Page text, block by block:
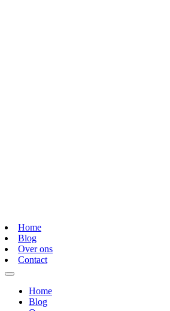
Home
Blog
Over ons
Contact
Home
Blog